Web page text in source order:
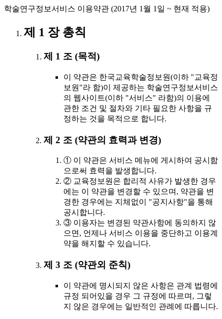
학술연구정보서비스 이용약관 (2017년 1월 1일 ~ 현재 적용)
제 1 장 총칙
제 1 조 (목적)
이 약관은 한국교육학술정보원(이하 "교육정
보원"라 함)이 제공하는 학술연구정보서비스
의 웹사이트(이하 "서비스" 라함)의 이용에
관한 조건 및 절차와 기타 필요한 사항을 규
정하는 것을 목적으로 합니다.
제 2 조 (약관의 효력과 변경)
① 이 약관은 서비스 메뉴에 게시하여 공시함
으로써 효력을 발생합니다.
② 교육정보원은 합리적 사유가 발생한 경우
에는 이 약관을 변경할 수 있으며, 약관을 변
경한 경우에는 지체없이 "공지사항"을 통해
공시합니다.
③ 이용자는 변경된 약관사항에 동의하지 않
으면, 언제나 서비스 이용을 중단하고 이용계
약을 해지할 수 있습니다.
제 3 조 (약관외 준칙)
이 약관에 명시되지 않은 사항은 관계 법령에
규정 되어있을 경우 그 규정에 따르며, 그렇
지 않은 경우에는 일반적인 관례에 따릅니다.